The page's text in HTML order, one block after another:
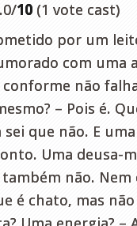
10 (1 vote cast)
por um
com uma
não
– Pois é.
que não. E
Uma deusa-
também não.
é chato, mas